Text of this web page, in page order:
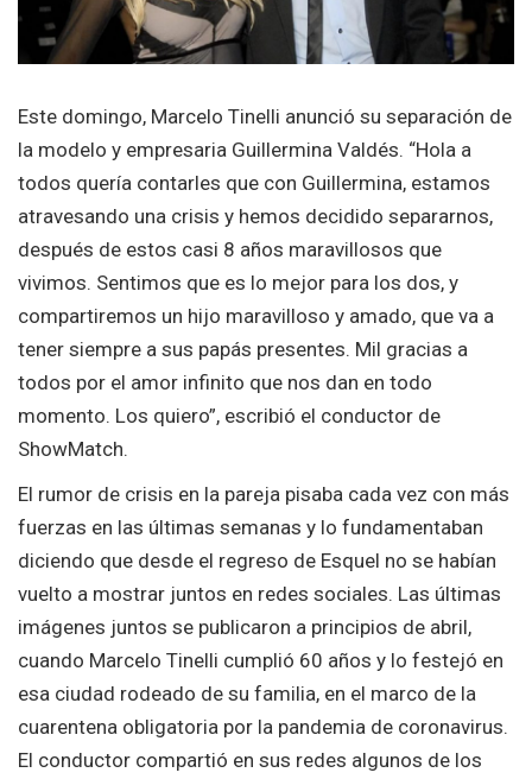
Este domingo, Marcelo Tinelli anunció su separación de
la modelo y empresaria Guillermina Valdés. “Hola a
todos quería contarles que con Guillermina, estamos
atravesando una crisis y hemos decidido separarnos,
después de estos casi 8 años maravillosos que
vivimos. Sentimos que es lo mejor para los dos, y
compartiremos un hijo maravilloso y amado, que va a
tener siempre a sus papás presentes. Mil gracias a
todos por el amor infinito que nos dan en todo
momento. Los quiero”, escribió el conductor de
ShowMatch.
El rumor de crisis en la pareja pisaba cada vez con más
fuerzas en las últimas semanas y lo fundamentaban
diciendo que desde el regreso de Esquel no se habían
vuelto a mostrar juntos en redes sociales. Las últimas
imágenes juntos se publicaron a principios de abril,
cuando Marcelo Tinelli cumplió 60 años y lo festejó en
esa ciudad rodeado de su familia, en el marco de la
cuarentena obligatoria por la pandemia de coronavirus.
El conductor compartió en sus redes algunos de los